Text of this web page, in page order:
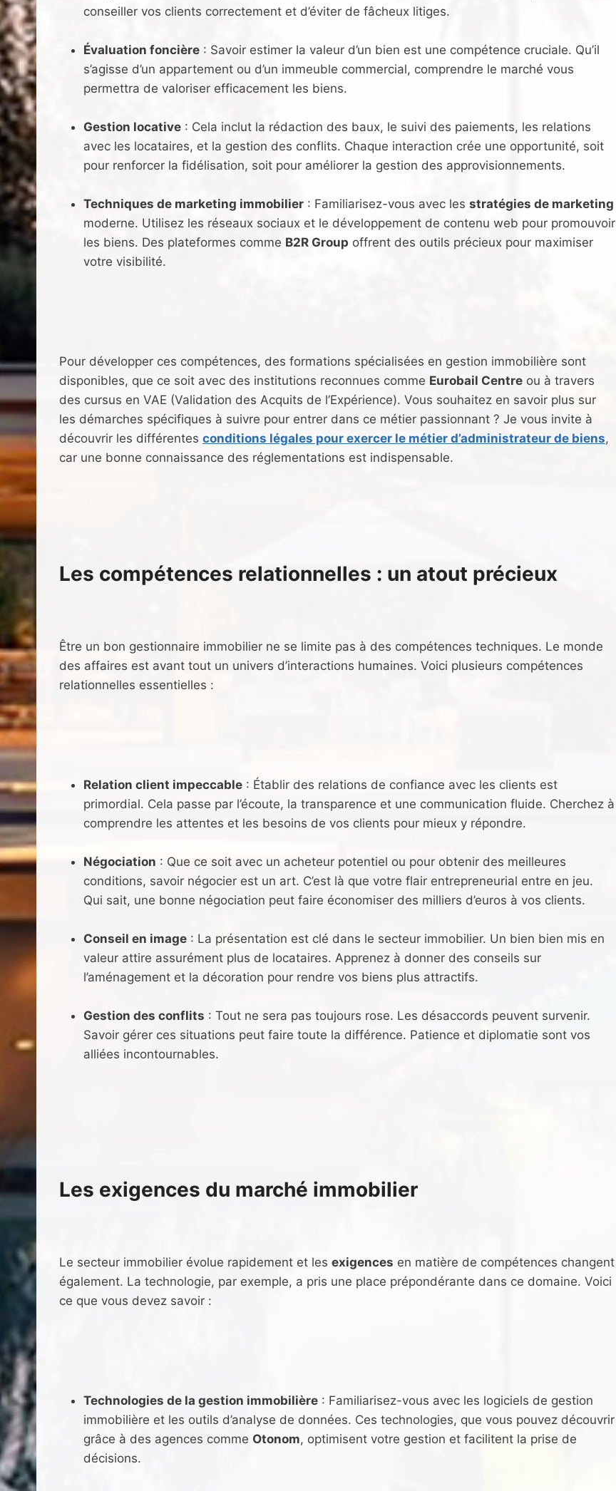
conseiller vos clients correctement et d’éviter de fâcheux litiges.
Évaluation foncière : Savoir estimer la valeur d’un bien est une compétence cruciale. Qu’il
s’agisse d’un appartement ou d’un immeuble commercial, comprendre le marché vous
permettra de valoriser efficacement les biens.
Gestion locative : Cela inclut la rédaction des baux, le suivi des paiements, les relations
avec les locataires, et la gestion des conflits. Chaque interaction crée une opportunité, soit
pour renforcer la fidélisation, soit pour améliorer la gestion des approvisionnements.
Techniques de marketing immobilier : Familiarisez-vous avec les stratégies de marketing
moderne. Utilisez les réseaux sociaux et le développement de contenu web pour promouvoir
les biens. Des plateformes comme B2R Group offrent des outils précieux pour maximiser
votre visibilité.
Pour développer ces compétences, des formations spécialisées en gestion immobilière sont
disponibles, que ce soit avec des institutions reconnues comme Eurobail Centre ou à travers
des cursus en VAE (Validation des Acquits de l’Expérience). Vous souhaitez en savoir plus sur
les démarches spécifiques à suivre pour entrer dans ce métier passionnant ? Je vous invite à
découvrir les différentes conditions légales pour exercer le métier d’administrateur de biens,
car une bonne connaissance des réglementations est indispensable.
Les compétences relationnelles : un atout précieux
Être un bon gestionnaire immobilier ne se limite pas à des compétences techniques. Le monde
des affaires est avant tout un univers d’interactions humaines. Voici plusieurs compétences
relationnelles essentielles :
Relation client impeccable : Établir des relations de confiance avec les clients est
primordial. Cela passe par l’écoute, la transparence et une communication fluide. Cherchez à
comprendre les attentes et les besoins de vos clients pour mieux y répondre.
Négociation : Que ce soit avec un acheteur potentiel ou pour obtenir des meilleures
conditions, savoir négocier est un art. C’est là que votre flair entrepreneurial entre en jeu.
Qui sait, une bonne négociation peut faire économiser des milliers d’euros à vos clients.
Conseil en image : La présentation est clé dans le secteur immobilier. Un bien bien mis en
valeur attire assurément plus de locataires. Apprenez à donner des conseils sur
l’aménagement et la décoration pour rendre vos biens plus attractifs.
Gestion des conflits : Tout ne sera pas toujours rose. Les désaccords peuvent survenir.
Savoir gérer ces situations peut faire toute la différence. Patience et diplomatie sont vos
alliées incontournables.
Les exigences du marché immobilier
Le secteur immobilier évolue rapidement et les exigences en matière de compétences changent
également. La technologie, par exemple, a pris une place prépondérante dans ce domaine. Voici
ce que vous devez savoir :
Technologies de la gestion immobilière : Familiarisez-vous avec les logiciels de gestion
immobilière et les outils d’analyse de données. Ces technologies, que vous pouvez découvrir
grâce à des agences comme Otonom, optimisent votre gestion et facilitent la prise de
décisions.